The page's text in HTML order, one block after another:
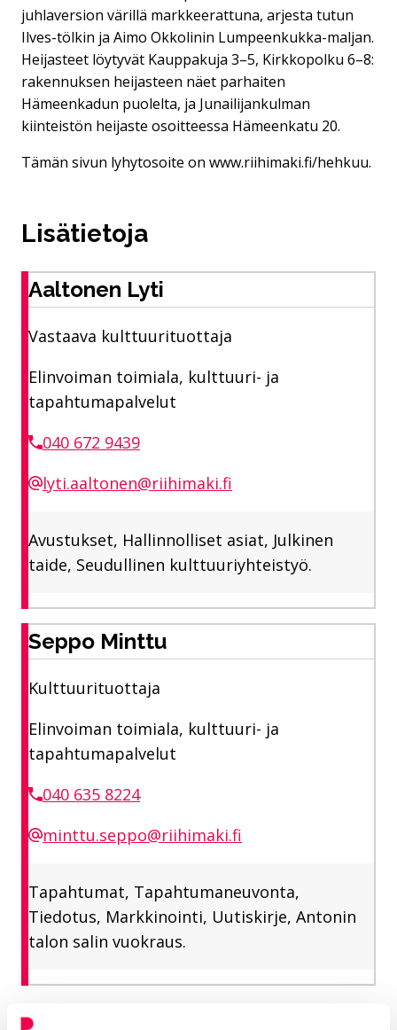
juhlaversion värillä markkeerattuna, arjesta tutun
Ilves-tölkin ja Aimo Okkolinin Lumpeenkukka-maljan.
Heijasteet löytyvät Kauppakuja 3–5, Kirkkopolku 6–8:
rakennuksen heijasteen näet parhaiten
Hämeenkadun puolelta, ja Junailijankulman
kiinteistön heijaste osoitteessa Hämeenkatu 20.
Tämän sivun lyhytosoite on www.riihimaki.fi/hehkuu.
Lisätietoja
Aaltonen Lyti
Vastaava kulttuurituottaja
Elinvoiman toimiala, kulttuuri- ja
tapahtumapalvelut
040 672 9439
lyti.aaltonen@riihimaki.fi
Avustukset, Hallinnolliset asiat, Julkinen
taide, Seudullinen kulttuuriyhteistyö.
Seppo Minttu
Kulttuurituottaja
Elinvoiman toimiala, kulttuuri- ja
tapahtumapalvelut
040 635 8224
minttu.seppo@riihimaki.fi
Tapahtumat, Tapahtumaneuvonta,
Tiedotus, Markkinointi, Uutiskirje, Antonin
talon salin vuokraus.